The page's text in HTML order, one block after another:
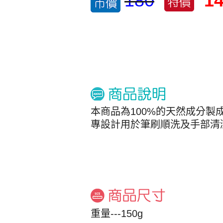
本商品為100%的天然成分製
專設計用於筆刷順洗及手部清
重量---150g